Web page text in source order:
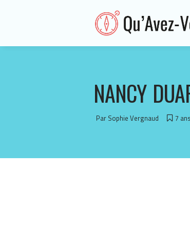
NANCY
Par Sophie Vergnaud 7